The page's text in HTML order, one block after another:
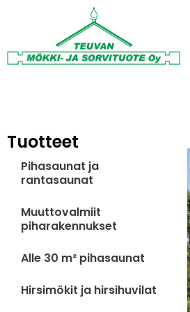
Tuotteet
Pihasaunat ja
rantasaunat
Muuttovalmiit
piharakennukset
Alle 30 m² pihasaunat
Hirsimökit ja hirsihuvilat